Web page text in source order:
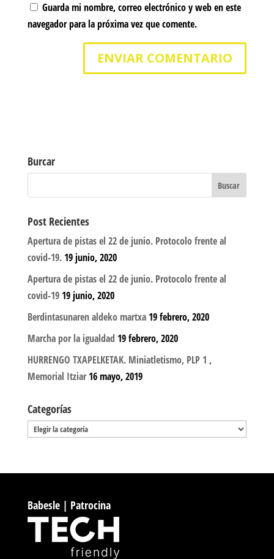
Guarda mi nombre, correo electrónico y web en este
navegador para la próxima vez que comente.
Burcar
Post Recientes
Apertura de pistas el 22 de junio. Protocolo frente al
covid-19. 19 junio, 2020
Apertura de pistas el 22 de junio. Protocolo frente al
covid-19 19 junio, 2020
Berdintasunaren aldeko martxa 19 febrero, 2020
Marcha por la igualdad 19 febrero, 2020
HURRENGO TXAPELKETAK. Miniatletismo, PLP 1 ,
Memorial Itziar 16 mayo, 2019
Categorías
Categorías
Babesle | Patrocina